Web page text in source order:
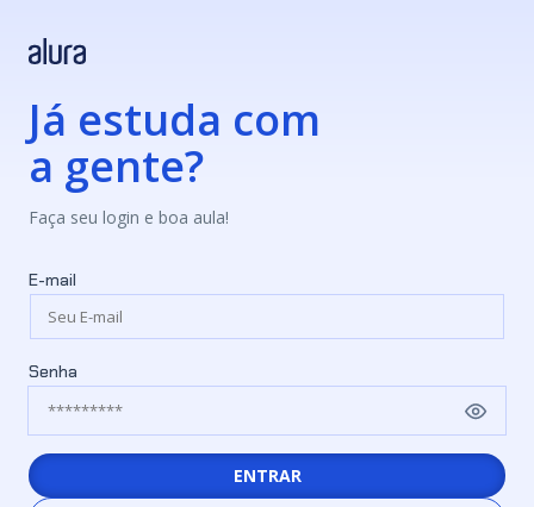
Já estuda com
a gente?
Faça seu login e boa aula!
E-mail
Senha
ENTRAR